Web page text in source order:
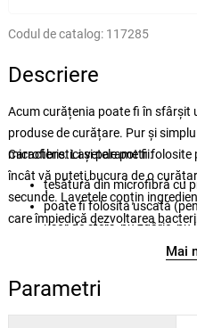
Codul de catalog: 117285
Descriere
Acum curățenia poate fi în sfârșit
produse de curățare. Pur și
microfibre. Lavetele pot fi folosite
încât vă puteți bucura de o
secunde. Lavetele conțin
care împiedică dezvoltarea
Caracteristici și parametri:
țesătură din microfibră cu
poate fi folosită uscată
ușor de șters, nu zgârie, nu
prezintă o durabilitateMai
Parametri